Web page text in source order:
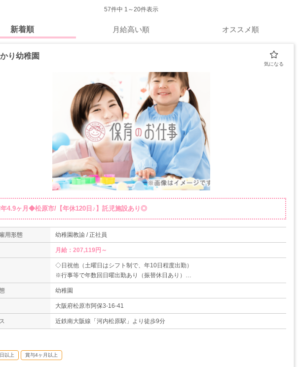
57件中 1～20件表示
新着順 月給高い順 オススメ順
り幼稚園
4.9ヶ月◆松原市/【年休120日♪】託児施設あり◎
用形態 幼稚園教諭 / 正社員
月給：207,119円～
◇日祝他（土曜日はシフト制で、年10日程度出勤）
※行事等で年数回日曜出勤あり（振替休日あり）
◇春季、夏季、冬季休暇（各1週間程度になります）
◇年間休日数120日
幼稚園
大阪府松原市阿保3-16-41
近鉄南大阪線「河内松原駅」より徒歩9分
以上 賞与4ヶ月以上